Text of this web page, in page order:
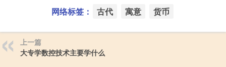
网络标签： 古代 寓意 货币
上一篇
大专学数控技术主要学什么